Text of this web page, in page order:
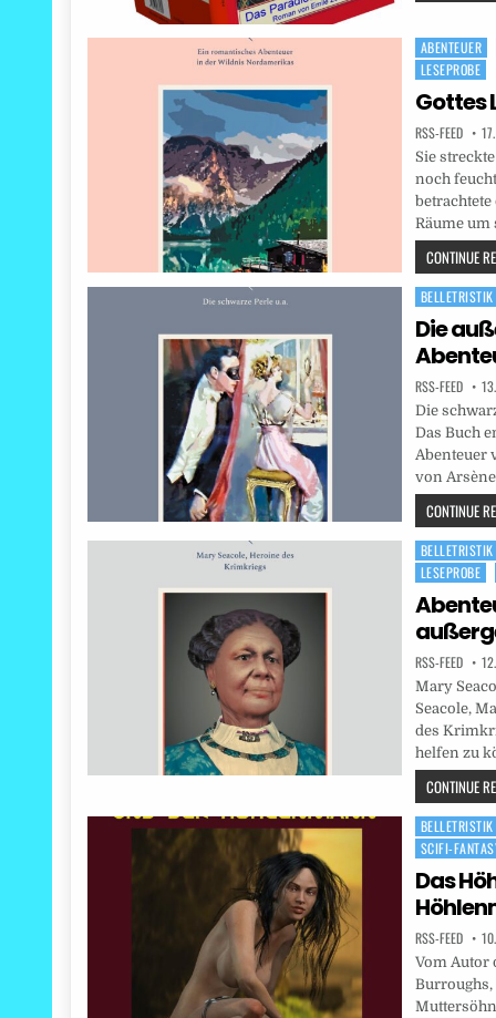
Posted
in
ABENTEUER
LESEPROBE
Gottes
RSS-FEED
Sie
noch
Räume um
CONTINUE
Posted
in
BELLETRISTIK
Die
RSS-FEED
Die
Das Buch
Abenteuer
von
CONTINUE
Posted
in
BELLETRISTIK
LESEPROBE
RSS-FEED
Mary
Seacole,
des
helfen zu
CONTINUE
Posted
in
BELLETRISTIK
SCIFI-
Das
RSS-FEED
Vom Autor
Burroughs,